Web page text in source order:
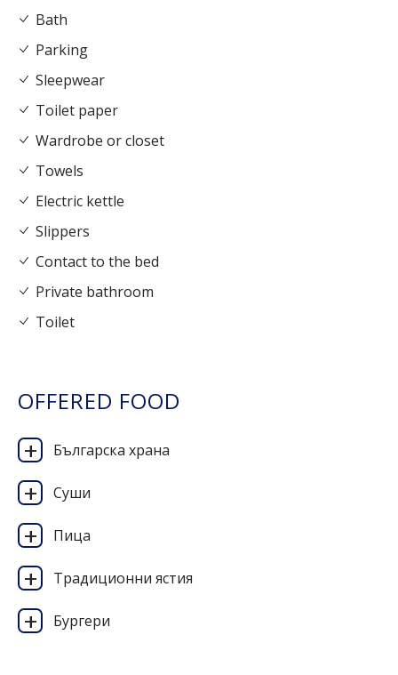
Bath
Parking
Sleepwear
Toilet paper
Wardrobe or closet
Towels
Electric kettle
Slippers
Contact to the bed
Private bathroom
Toilet
OFFERED FOOD
Българска храна
Суши
Пица
Традиционни ястия
Бургери